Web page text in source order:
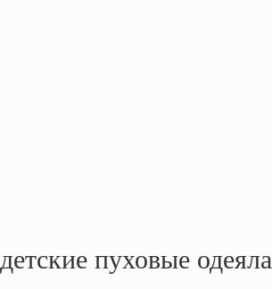
детские пуховые одеяла